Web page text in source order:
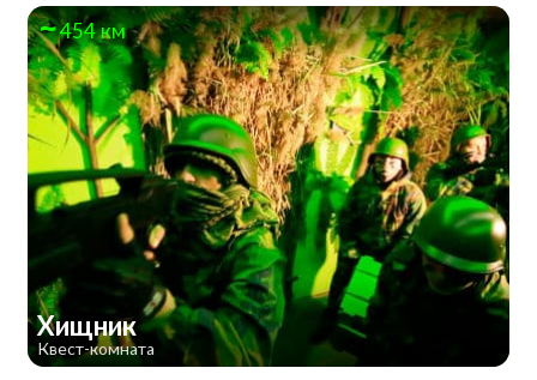
454 км
Хищник
Квест-комната